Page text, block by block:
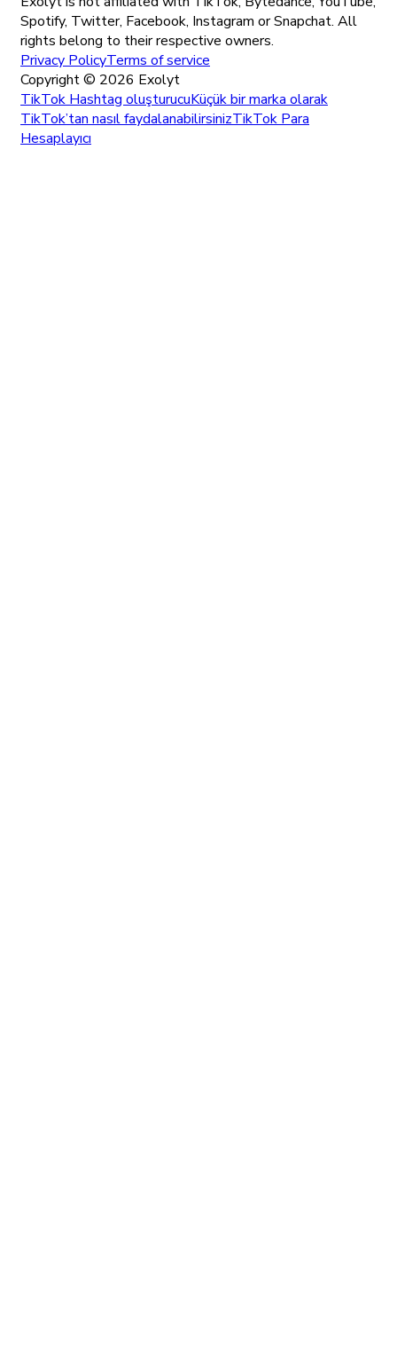
Spotify, Twitter, Facebook, Instagram or Snapchat. All
rights belong to their respective owners.
Privacy PolicyTerms of service
Copyright © 2026 Exolyt
TikTok Hashtag oluşturucuKüçük bir marka olarak
TikTok’tan nasıl faydalanabilirsinizTikTok Para
Hesaplayıcı